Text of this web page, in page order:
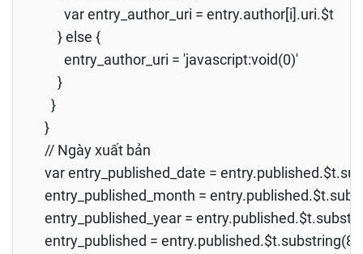
var entry_author_uri = entry.author[i].uri.$t
} else {
entry_author_uri = 'javascript:void(0)'
}
}
}
// Ngày xuất bản
var entry_published_date =
entry_published_month =
entry_published_year =
entry_published = entry.published.$t.substring(8,